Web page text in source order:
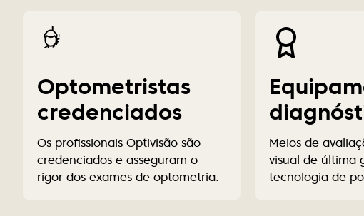
Optometristas
credenciados
Os profissionais Optivisão são
credenciados e asseguram o
rigor dos exames de optometria.
Meios de
visual de última
tecnologia de